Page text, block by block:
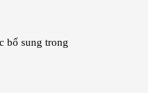
bổ sung trong